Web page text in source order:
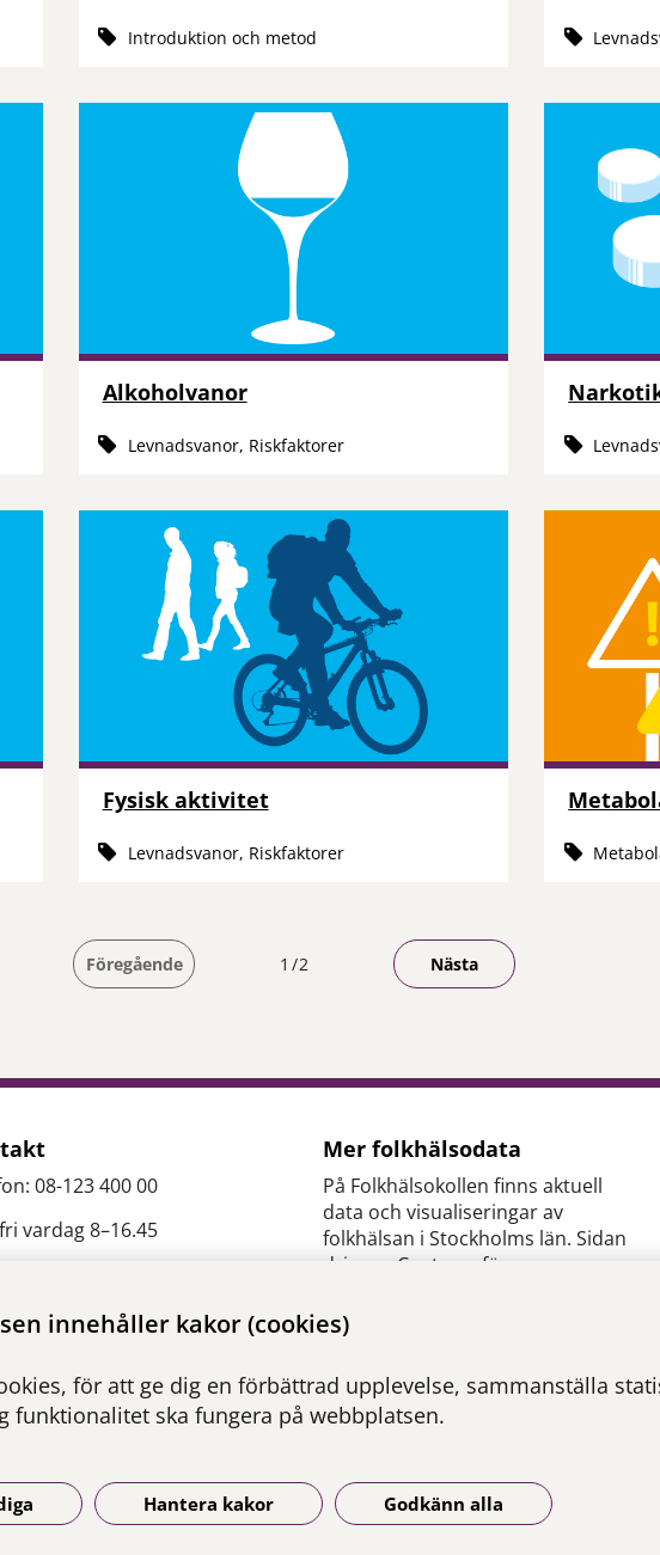
innehåller kakor (cookies)
för att ge dig en förbättrad upplevelse, sammanställa
funktionalitet ska fungera på webbplatsen.
Hantera kakor Godkänn alla
Introduktion och metod
Alkoholvanor
Levnadsvanor, Riskfaktorer
Fysisk aktivitet
Levnadsvanor, Riskfaktorer
Föregående Du är på sida
1 2 Nästa
08-123 400 00
vardag 8–16.45
Mer folkhälsodata
På Folkhälsokollen finns aktuell
data och visualiseringar av
folkhälsan i Stockholms län. Sidan
drivs av Centrum för
samhällsmedicin inom Region
Stockholm.
Besök webbplatsen
folkhalsokollen.se